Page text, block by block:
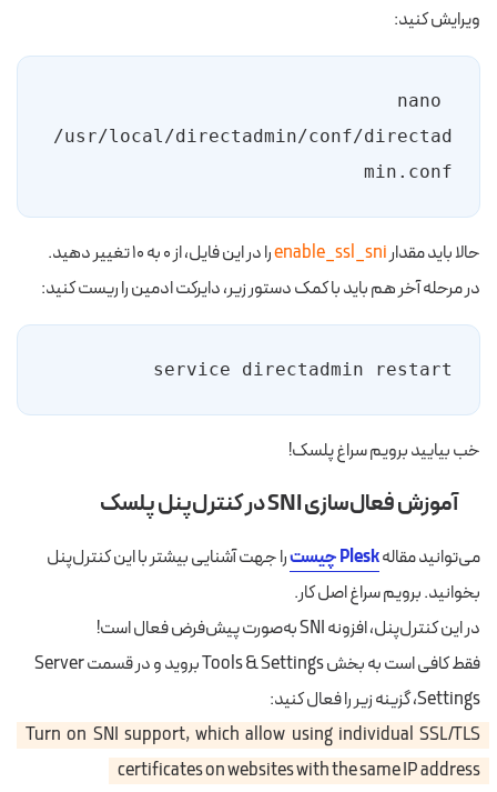
ویرایش کنید:
nano
/usr/local/directadmin/conf/directad
min.conf
حالا باید مقدارenable_ssl_sniرا در این فایل، از ۰ به ۱۰ تغییر دهید.
در مرحله آخر هم باید با کمک دستور زیر، دایرکت ادمین را ریست کنید:
service directadmin restart
خب بیایید برویم سراغ پلسک!
آموزش فعال‌سازی SNI در کنترل‌پنل پلسک
می‌توانید مقالهPlesk چیست
را جهت آشنایی بیشتر با این کنترل‌پنل
بخوانید. برویم سراغ اصل کار.
در این کنترل‌پنل، افزونه SNI به‌صورت پیش‌فرض فعال است!
فقط کافی است به بخش Tools & Settings بروید و در قسمت Server
Settings، گزینه زیر را فعال کنید:
Turn on SNI support, which allow using individual SSL/TLS
certificates on websites with the same IP address